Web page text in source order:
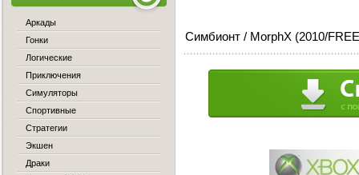
Симбионт / MorphX (2010/
Аркады
Гонки
Логические
Приключения
Симуляторы
Спортивные
Стратегии
Экшен
Драки